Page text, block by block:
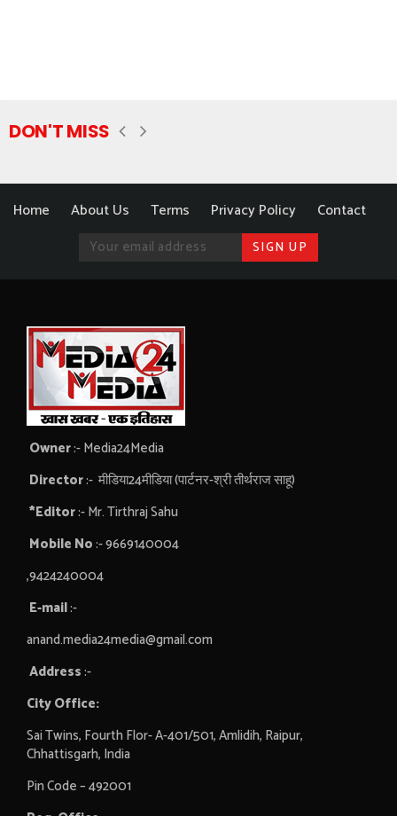
DON'T MISS
Home About Us Terms Privacy Policy Contact
Owner:- Media24Media
Director:- मीडिया24मीडिया (पार्टनर-श्री तीर्थराज साहू)
*Editor:- Mr. Tirthraj Sahu
Mobile No:- 9669140004
,9424240004
E-mail:-
anand.media24media@gmail.com
Address:-
City Office:
Sai Twins, Fourth Flor- A-401/501, Amlidih, Raipur,
Chhattisgarh, India
Pin Code – 492001